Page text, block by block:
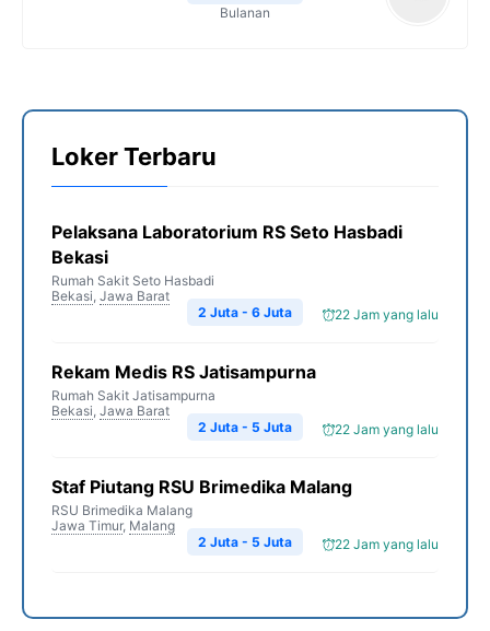
Bulanan
Loker Terbaru
Pelaksana Laboratorium RS Seto Hasbadi
Bekasi
Rumah Sakit Seto Hasbadi
Bekasi, Jawa Barat
22 Jam yang lalu
2 Juta - 6 Juta
Rekam Medis RS Jatisampurna
Rumah Sakit Jatisampurna
Bekasi, Jawa Barat
22 Jam yang lalu
2 Juta - 5 Juta
Staf Piutang RSU Brimedika Malang
RSU Brimedika Malang
Jawa Timur, Malang
22 Jam yang lalu
2 Juta - 5 Juta